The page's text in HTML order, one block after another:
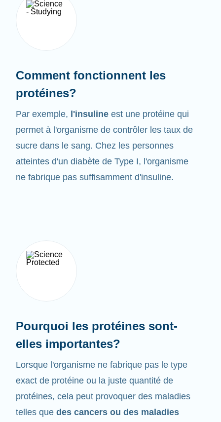
Comment fonctionnent les
protéines?
Par exemple, l'insuline est une protéine qui
permet à l'organisme de contrôler les taux de
sucre dans le sang. Chez les personnes
atteintes d'un diabète de Type I, l'organisme
ne fabrique pas suffisamment d'insuline.
Pourquoi les protéines sont-
elles importantes?
Lorsque l'organisme ne fabrique pas le type
exact de protéine ou la juste quantité de
protéines, cela peut provoquer des maladies
telles que des cancers ou des maladies